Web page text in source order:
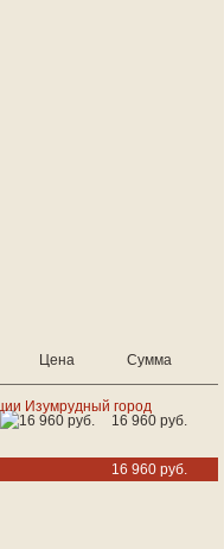
Цена Сумма
Изумрудный город
16 960 руб.
16 960 руб.
16 960 руб.